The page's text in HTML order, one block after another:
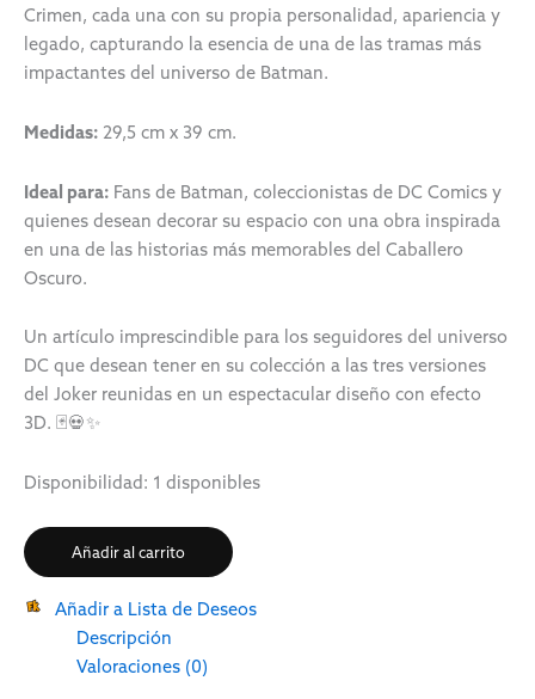
Crimen, cada una con su propia personalidad, apariencia y
legado, capturando la esencia de una de las tramas más
impactantes del universo de Batman.
Medidas: 29,5 cm x 39 cm.
Ideal para: Fans de Batman, coleccionistas de DC Comics y
quienes desean decorar su espacio con una obra inspirada
en una de las historias más memorables del Caballero
Oscuro.
Un artículo imprescindible para los seguidores del universo
DC que desean tener en su colección a las tres versiones
del Joker reunidas en un espectacular diseño con efecto
3D. 🃏💀✨
Disponibilidad: 1 disponibles
Añadir al carrito
Añadir a Lista de Deseos
Descripción
Valoraciones (0)